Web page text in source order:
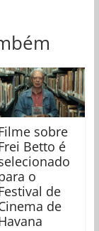
sobre
Betto é
o
de
de